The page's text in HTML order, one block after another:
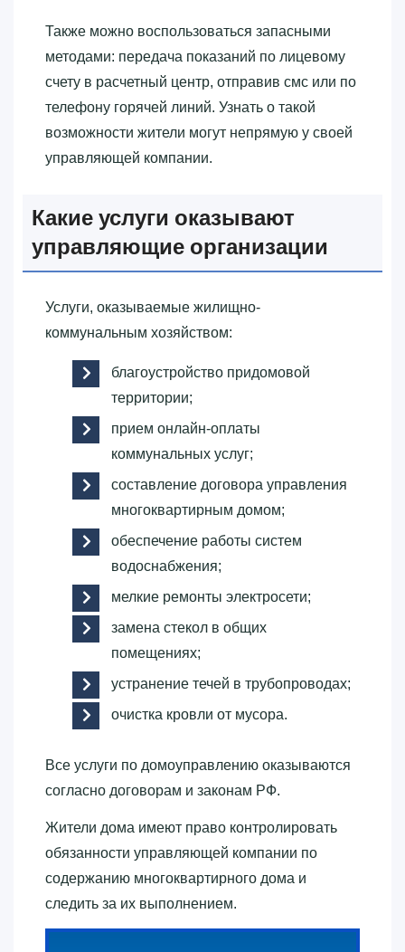
Также можно воспользоваться запасными
методами: передача показаний по лицевому
счету в расчетный центр, отправив смс или по
телефону горячей линий. Узнать о такой
возможности жители могут непрямую у своей
управляющей компании.
Какие услуги оказывают
управляющие организации
Услуги, оказываемые жилищно-
коммунальным хозяйством:
благоустройство придомовой
территории;
прием онлайн-оплаты
коммунальных услуг;
составление договора управления
многоквартирным домом;
обеспечение работы систем
водоснабжения;
мелкие ремонты электросети;
замена стекол в общих
помещениях;
устранение течей в трубопроводах;
очистка кровли от мусора.
Все услуги по домоуправлению оказываются
согласно договорам и законам РФ.
Жители дома имеют право контролировать
обязанности управляющей компании по
содержанию многоквартирного дома и
следить за их выполнением.